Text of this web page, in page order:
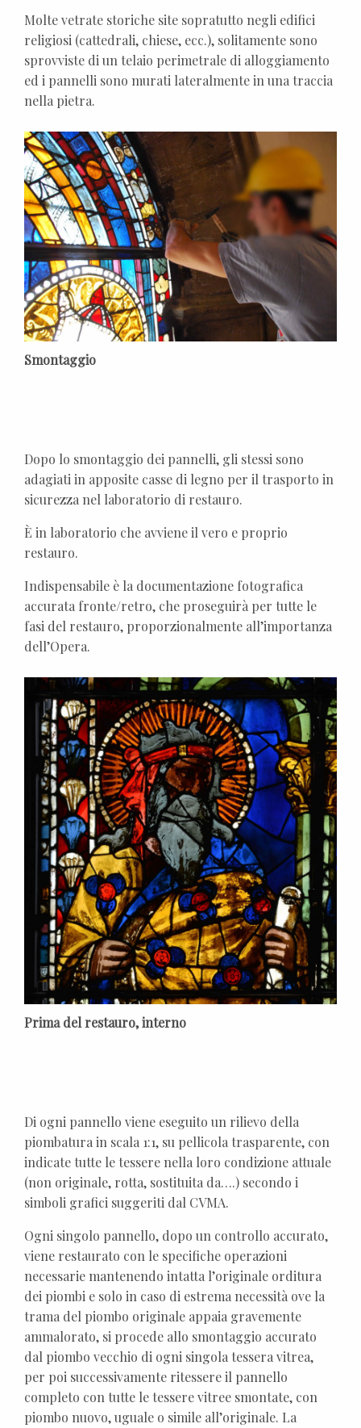
Molte vetrate storiche site sopratutto negli edifici
religiosi (cattedrali, chiese, ecc.), solitamente sono
sprovviste di un telaio perimetrale di alloggiamento
ed i pannelli sono murati lateralmente in una traccia
nella pietra.
Smontaggio
Prima del restauro, interno
Dopo lo smontaggio dei pannelli, gli stessi sono
adagiati in apposite casse di legno per il trasporto in
sicurezza nel laboratorio di restauro.
È in laboratorio che avviene il vero e proprio
restauro.
Indispensabile è la documentazione fotografica
accurata fronte/retro, che proseguirà per tutte le
fasi del restauro, proporzionalmente all’importanza
dell’Opera.
Di ogni pannello viene eseguito un rilievo della
piombatura in scala 1:1, su pellicola trasparente, con
indicate tutte le tessere nella loro condizione attuale
(non originale, rotta, sostituita da….) secondo i
simboli grafici suggeriti dal CVMA.
Ogni singolo pannello, dopo un controllo accurato,
viene restaurato con le specifiche operazioni
necessarie mantenendo intatta l’originale orditura
dei piombi e solo in caso di estrema necessità ove la
trama del piombo originale appaia gravemente
ammalorato, si procede allo smontaggio accurato
dal piombo vecchio di ogni singola tessera vitrea,
per poi successivamente ritessere il pannello
completo con tutte le tessere vitree smontate, con
piombo nuovo, uguale o simile all’originale. La